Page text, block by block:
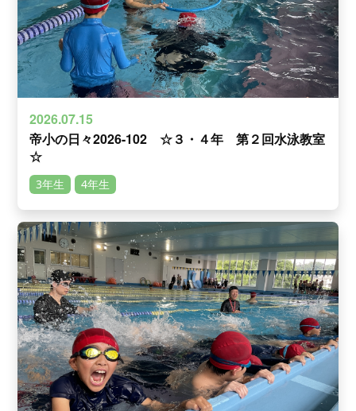
2026.07.15
帝小の日々2026-102 ☆３・４年 第２回水泳教室
☆
3年生 4年生